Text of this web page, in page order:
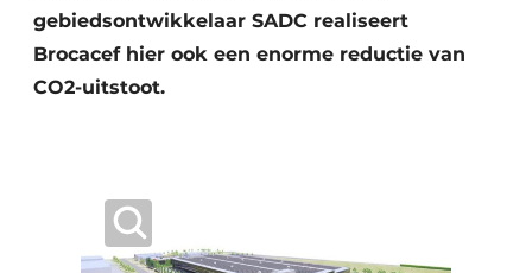
gebiedsontwikkelaar SADC realiseert
Brocacef hier ook een enorme reductie van
CO2-uitstoot.